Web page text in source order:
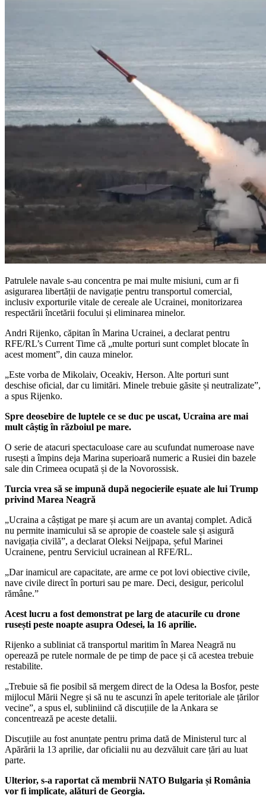
Patrulele navale s-au concentra pe mai multe misiuni, cum ar fi
asigurarea libertății de navigație pentru transportul comercial,
inclusiv exporturile vitale de cereale ale Ucrainei, monitorizarea
respectării încetării focului și eliminarea minelor.
Andri Rijenko, căpitan în Marina Ucrainei, a declarat pentru
RFE/RL’s Current Time că „multe porturi sunt complet blocate în
acest moment”, din cauza minelor.
„Este vorba de Mikolaiv, Oceakiv, Herson. Alte porturi sunt
deschise oficial, dar cu limitări. Minele trebuie găsite și neutralizate”,
a spus Rijenko.
Spre deosebire de luptele ce se duc pe uscat, Ucraina are mai
mult câștig în războiul pe mare.
O serie de atacuri spectaculoase care au scufundat numeroase nave
rusești a împins deja Marina superioară numeric a Rusiei din bazele
sale din Crimeea ocupată și de la Novorossisk.
Turcia vrea să se impună după negocierile eșuate ale lui Trump
privind Marea Neagră
„Ucraina a câștigat pe mare și acum are un avantaj complet. Adică
nu permite inamicului să se apropie de coastele sale și asigură
navigația civilă”, a declarat Oleksi Neijpapa, șeful Marinei
Ucrainene, pentru Serviciul ucrainean al RFE/RL.
„Dar inamicul are capacitate, are arme ce pot lovi obiective civile,
nave civile direct în porturi sau pe mare. Deci, desigur, pericolul
rămâne.”
Acest lucru a fost demonstrat pe larg de atacurile cu drone
rusești peste noapte asupra Odesei, la 16 aprilie.
Rijenko a subliniat că transportul maritim în Marea Neagră nu
operează pe rutele normale de pe timp de pace și că acestea trebuie
restabilite.
„Trebuie să fie posibil să mergem direct de la Odesa la Bosfor, peste
mijlocul Mării Negre și să nu te ascunzi în apele teritoriale ale țărilor
vecine”, a spus el, subliniind că discuțiile de la Ankara se
concentrează pe aceste detalii.
Discuțiile au fost anunțate pentru prima dată de Ministerul turc al
Apărării la 13 aprilie, dar oficialii nu au dezvăluit care țări au luat
parte.
Ulterior, s-a raportat că membrii NATO Bulgaria și România
vor fi implicate, alături de Georgia.